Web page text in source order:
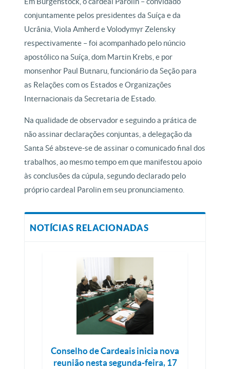
conjuntamente pelos presidentes da Suíça e da
Ucrânia, Viola Amherd e Volodymyr Zelensky
respectivamente – foi acompanhado pelo núncio
apostólico na Suíça, dom Martin Krebs, e por
monsenhor Paul Butnaru, funcionário da Seção para
as Relações com os Estados e Organizações
Internacionais da Secretaria de Estado.
Na qualidade de observador e seguindo a prática de
não assinar declarações conjuntas, a delegação da
Santa Sé absteve-se de assinar o comunicado final dos
trabalhos, ao mesmo tempo em que manifestou apoio
às conclusões da cúpula, segundo declarado pelo
próprio cardeal Parolin em seu pronunciamento.
NOTÍCIAS RELACIONADAS
Conselho de Cardeais inicia nova
reunião nesta segunda-feira, 17